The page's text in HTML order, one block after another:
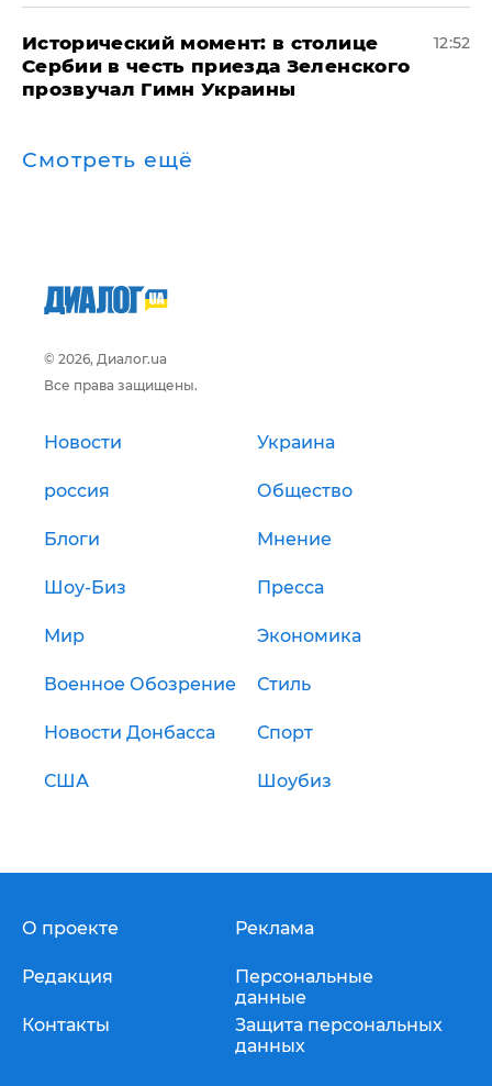
Исторический момент: в столице
Сербии в честь приезда Зеленского
прозвучал Гимн Украины
12:52
Смотреть ещё
© 2026, Диалог.ua
Все права защищены.
Новости Украина
россия Общество
Блоги Мнение
Шоу-Биз Пресса
Мир Экономика
Военное Обозрение Стиль
Новости Донбасса Спорт
США Шоубиз
О проекте
Редакция
Контакты
Реклама
Персональные
данные
Защита персональных
данных